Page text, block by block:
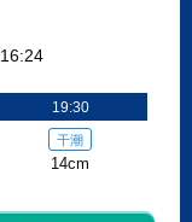
16:24
19:30
干潮
14cm